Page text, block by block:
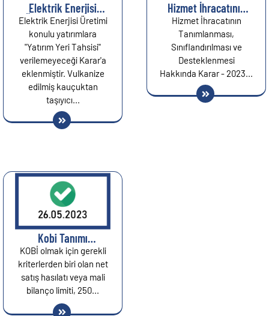
Elektrik Enerjisi
Üretimine Yönelik
Yatırımların Destek
Unsurlarında
Değişiklik Kararı...
Elektrik Enerjisi Üretimi
konulu yatırımlara
"Yatırım Yeri Tahsisi"
verilemeyeceği Karar'a
eklenmiştir. Vulkanize
edilmiş kauçuktan
taşıyıcı...
Hizmet İhracatının
Tanımlanması,
Sınıflandırılması ve
Desteklenmesi
Hakkında Karar...
Hizmet İhracatının
Tanımlanması,
Sınıflandırılması ve
Desteklenmesi
Hakkında Karar - 2023...
Kobi Tanımı
Güncellendi...
KOBİ olmak için gerekli
kriterlerden biri olan net
satış hasılatı veya mali
bilanço limiti, 250...